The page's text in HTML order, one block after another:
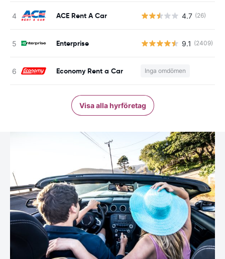
ACE Rent A Car 4.7 (26)
Enterprise 9.1 (2409)
Economy Rent a Car Inga omdömen
Visa alla hyrföretag